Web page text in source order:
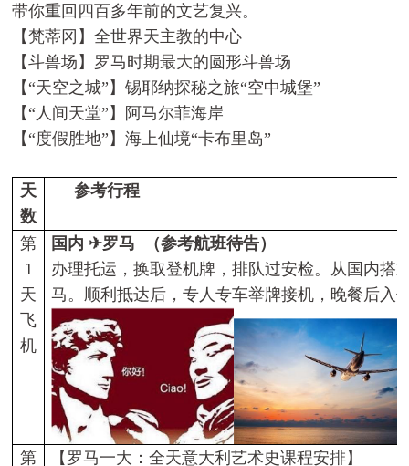
带你重回四百多年前的文艺复兴。
【梵蒂冈】全世界天主教的中心
【斗兽场】罗马时期最大的圆形斗兽场
【“天空之城”】锡耶纳探秘之旅“空中城堡”
【“人间天堂”】阿马尔菲海岸
【“度假胜地”】海上仙境“卡布里岛”
天
数
参考行程
第
1
天
飞
机
国内 ✈罗马
（参考航班待告）
办理托运，换取登机牌，排队过安检。从国内搭
马。顺利抵达后，专人专车举牌接机，晚餐后入
第
【罗马一大：全天意大利艺术史课程安排】